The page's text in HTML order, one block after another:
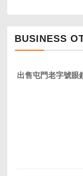
BUSINESS
出售屯門老字號眼